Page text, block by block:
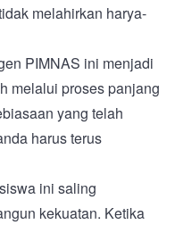
melahirkan harya-
PIMNAS ini menjadi
melalui proses panjang
yang telah
harus terus
ini saling
kekuatan. Ketika